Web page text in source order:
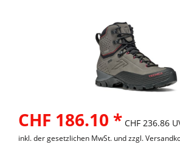
CHF 186.10 * CHF 236.86
inkl. der gesetzlichen MwSt. undzzgl.